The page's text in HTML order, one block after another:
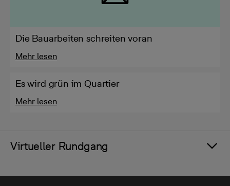
Die Bauarbeiten schreiten voran
Mehr lesen
Es wird grün im Quartier
Mehr lesen
Virtueller Rundgang